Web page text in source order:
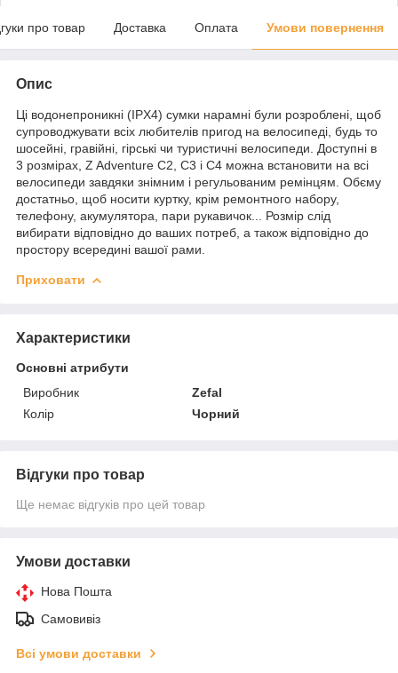
про товар Доставка Оплата Умови повернення
Опис
Ці водонепроникні (IPX4) сумки нарамні були розроблені, щоб
супроводжувати всіх любителів пригод на велосипеді, будь то
шосейні, гравійні, гірські чи туристичні велосипеди. Доступні в
3 розмірах, Z Adventure C2, C3 і C4 можна встановити на всі
велосипеди завдяки знімним і регульованим ремінцям. Обєму
достатньо, щоб носити куртку, крім ремонтного набору,
телефону, акумулятора, пари рукавичок... Розмір слід
вибирати відповідно до ваших потреб, а також відповідно до
простору всередині вашої рами.
Приховати
Характеристики
Основні атрибути
Виробник
Zefal
Колір
Чорний
Відгуки про товар
Ще немає відгуків про цей товар
Умови доставки
Нова Пошта
Самовивіз
Всі умови доставки